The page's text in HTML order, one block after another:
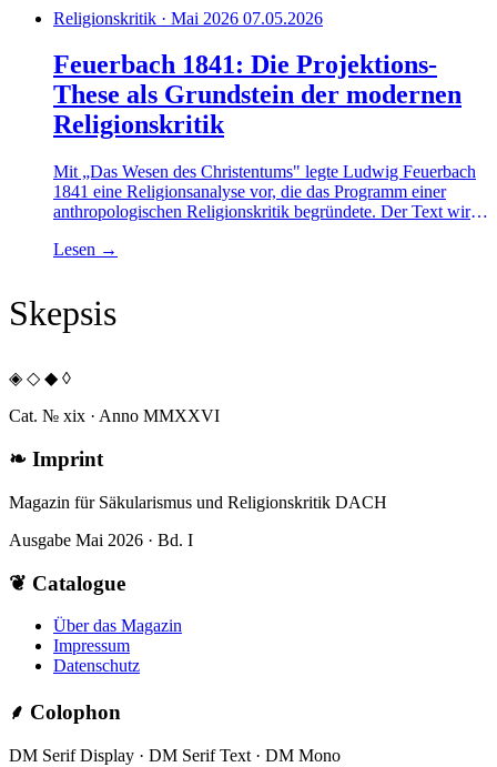
Religionskritik · Mai 2026 07.05.2026
Feuerbach 1841: Die Projektions-
These als Grundstein der modernen
Religionskritik
Mit „Das Wesen des Christentums" legte Ludwig Feuerbach
1841 eine Religionsanalyse vor, die das Programm einer
anthropologischen Religionskritik begründete. Der Text wirkt
Religionspsychologie der Gegenwart.
Lesen →
Skepsis
◈ ◇ ◆ ◊
Cat. № xix · Anno MMXXVI
❧ Imprint
Magazin für Säkularismus und Religionskritik DACH
Ausgabe Mai 2026 · Bd. I
❦ Catalogue
Über das Magazin
Impressum
Datenschutz
⸙ Colophon
DM Serif Display · DM Serif Text · DM Mono